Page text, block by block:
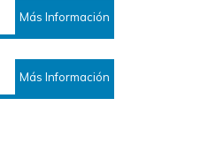
Más Información
Más Información